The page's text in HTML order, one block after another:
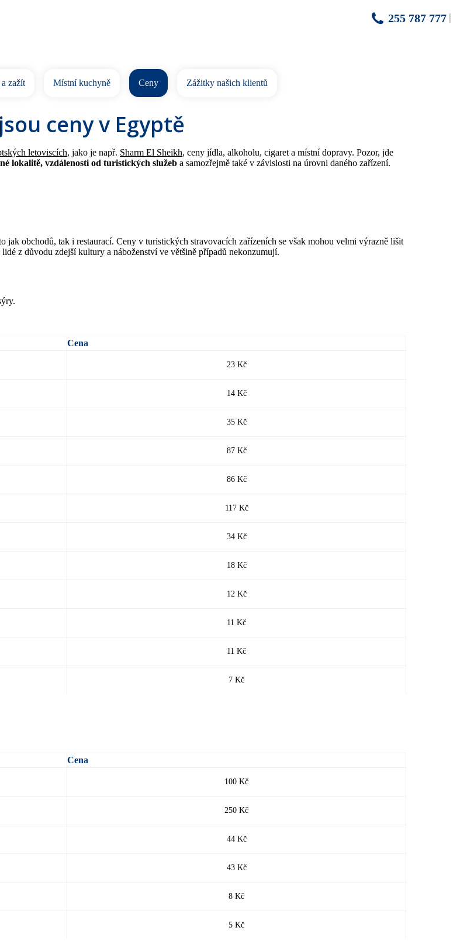
255 787 777
zažít Místní kuchyně Ceny Zážitky našich klientů
ceny v Egyptě
letoviscích, jako je např. Sharm El Sheikh, ceny jídla, alkoholu, cigaret a místní dopravy. Pozor, jde
lokalitě, vzdálenosti od turistických služeb a samozřejmě také v závislosti na úrovni daného zařízení.
obchodů, tak i restaurací. Ceny v turistických stravovacích zařízeních se však mohou velmi výrazně lišit
z důvodu zdejší kultury a náboženství ve většině případů nekonzumují.
Cena
23 Kč
14 Kč
35 Kč
87 Kč
86 Kč
117 Kč
34 Kč
18 Kč
12 Kč
11 Kč
11 Kč
7 Kč
Cena
100 Kč
250 Kč
44 Kč
43 Kč
8 Kč
5 Kč